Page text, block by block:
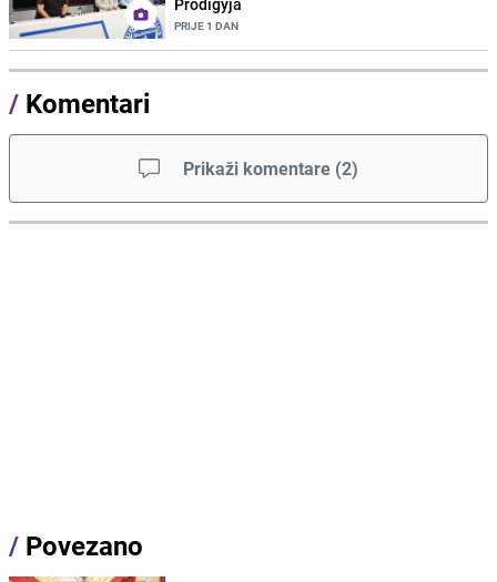
PRIJE 1 DAN
/ Komentari
Prikaži komentare (2)
/ Povezano